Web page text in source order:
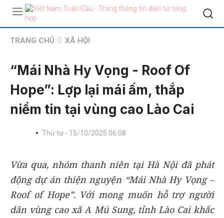
TRANG CHỦ XÃ HỘI
“Mái Nhà Hy Vọng - Roof Of
Hope”: Lợp lại mái ấm, thắp
niềm tin tại vùng cao Lào Cai
Thứ tư - 15/10/2025 06:08
Vừa qua, nhóm thanh niên tại Hà Nội đã phát
động dự án thiện nguyện “Mái Nhà Hy Vọng –
Roof of Hope”. Với mong muốn hỗ trợ người
dân vùng cao xã A Mú Sung, tỉnh Lào Cai khắc